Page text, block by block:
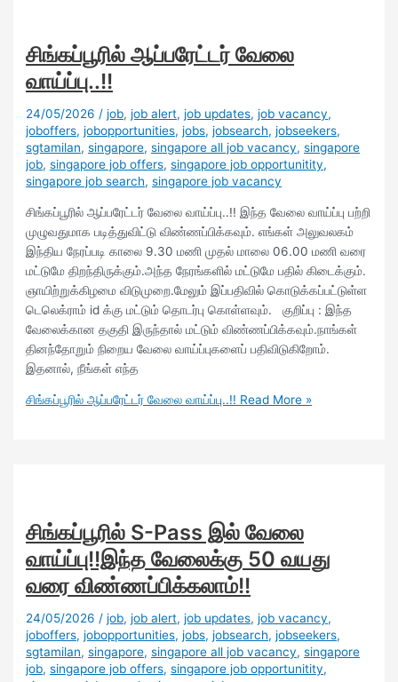
சிங்கப்பூரில் ஆப்பரேட்டர் வேலை
வாய்ப்பு..!!
24/05/2026 /job,job alert,job updates,job vacancy,
joboffers,jobopportunities,jobs,jobsearch,jobseekers,
sgtamilan,singapore,singapore all job vacancy,singapore
job,singapore job offers,singapore job opportunitity,
singapore job search,singapore job vacancy
சிங்கப்பூரில் ஆப்பரேட்டர் வேலை வாய்ப்பு..!! இந்த வேலை வாய்ப்பு பற்றி
முழுவதுமாக படித்துவிட்டு விண்ணப்பிக்கவும். எங்கள் அலுவலகம்
இந்திய நேரப்படி காலை 9.30 மணி முதல் மாலை 06.00 மணி வரை
மட்டுமே திறந்திருக்கும்.அந்த நேரங்களில் மட்டுமே பதில் கிடைக்கும்.
ஞாயிற்றுக்கிழமை விடுமுறை.மேலும் இப்பதிவில் கொடுக்கப்பட்டுள்ள
டெலெக்ராம் id க்கு மட்டும் தொடர்பு கொள்ளவும். குறிப்பு : இந்த
வேலைக்கான தகுதி இருந்தால் மட்டும் விண்ணப்பிக்கவும்.நாங்கள்
தினந்தோறும் நிறைய வேலை வாய்ப்புகளைப் பதிவிடுகிறோம்.
இதனால், நீங்கள் எந்த
சிங்கப்பூரில் ஆப்பரேட்டர் வேலை வாய்ப்பு..!! Read More »
சிங்கப்பூரில் S-Pass இல் வேலை
வாய்ப்பு!!இந்த வேலைக்கு 50 வயது
வரை விண்ணப்பிக்கலாம்!!
24/05/2026 /job,job alert,job updates,job vacancy,
joboffers,jobopportunities,jobs,jobsearch,jobseekers,
sgtamilan,singapore,singapore all job vacancy,singapore
job,singapore job offers,singapore job opportunitity,